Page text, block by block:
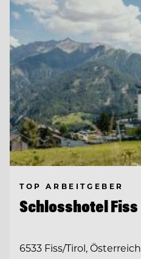
TOP ARBEITGEBER
Schlosshotel Fiss
6533 Fiss/Tirol, Österreich